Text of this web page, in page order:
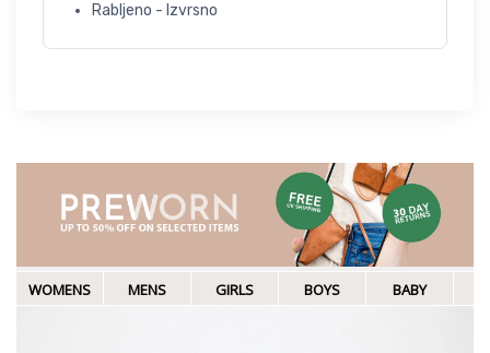
Rabljeno - Izvrsno